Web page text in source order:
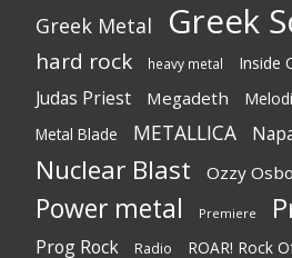
Greek Metal Greek
hard rock heavy metal Inside
Judas Priest Megadeth
Metal Blade METALLICA
Nuclear Blast Ozzy
Power metal Premiere
Prog Rock Radio ROAR! Rock